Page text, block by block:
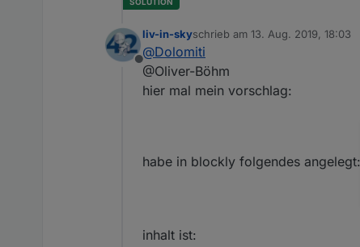
Offline
liv-in-skyschrieb am 13. Aug. 2019, 18:03
zuletzt editiert von
@Dolomiti
@Oliver-Böhm
hier mal mein vorschlag:
habe in blockly folgendes angelegt:
inhalt ist: